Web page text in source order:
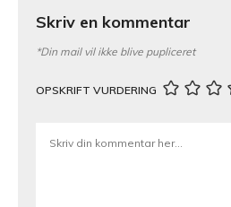
Skriv en kommentar
*Din mail vil ikke blive pupliceret
OPSKRIFT VURDERING